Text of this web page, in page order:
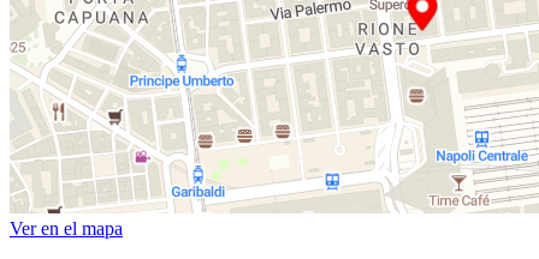
Ver en el mapa